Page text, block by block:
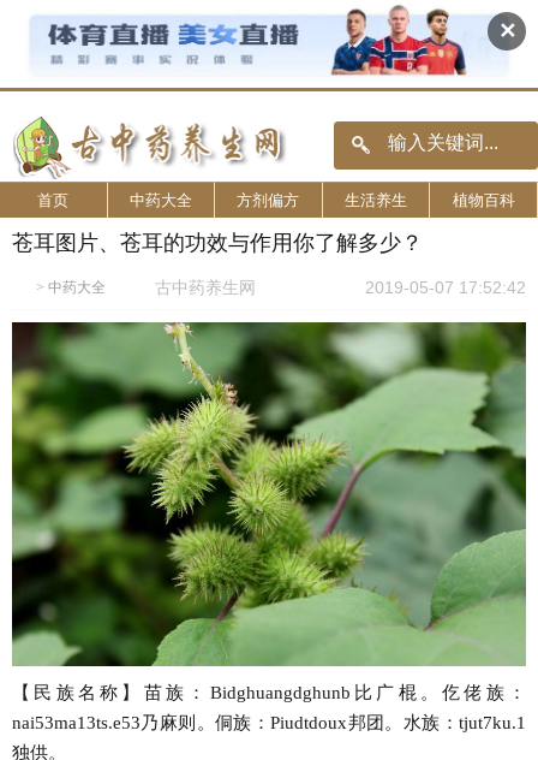
✕
首页 中药大全 方剂偏方 生活养生 植物百科
苍耳图片、苍耳的功效与作用你了解多少？
> 中药大全 古中药养生网 2019-05-07 17:52:42
【民族名称】苗族：Bidghuangdghunb比广棍。仡佬族：
nai53ma13ts.e53乃麻则。侗族：Piudtdoux邦团。水族：tjut7ku.1
独供。